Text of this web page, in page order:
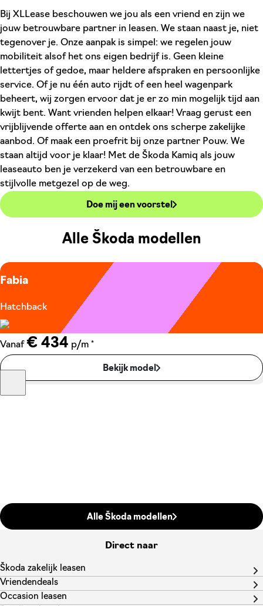
Bij XLLease beschouwen we jou als een vriend en zijn we
jouw betrouwbare partner in leasen. We staan naast je, niet
tegenover je. Onze aanpak is simpel: we regelen jouw
mobiliteit alsof het ons eigen bedrijf is. Geen kleine
lettertjes of gedoe, maar heldere afspraken en persoonlijke
service. Of je nu één auto rijdt of een heel wagenpark
beheert, wij zorgen ervoor dat je er zo min mogelijk tijd aan
kwijt bent. Want vrienden helpen elkaar! Vraag gerust een
vrijblijvende offerte aan en ontdek ons scherpe zakelijke
aanbod. Of maak een proefrit bij onze partner Pouw. We
staan altijd voor je klaar! Met de Škoda Kamiq als jouw
leaseauto ben je verzekerd van een betrouwbare en
stijlvolle metgezel op de weg.
Doe mij een voorstel
Alle Škoda modellen
Fabia
Hatchback
Vanaf € 434 p/m *
Bekijk model
Alle Škoda modellen
Direct naar
Škoda zakelijk leasen
Vriendendeals
Occasion leasen